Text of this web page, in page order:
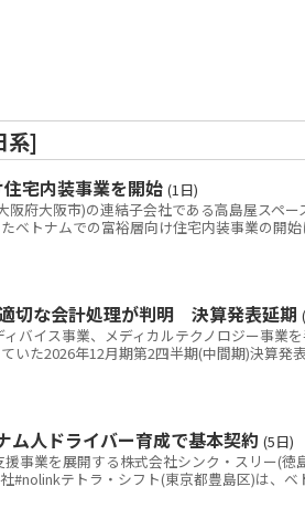
系]
宅内装事業を開始 (1日)
阪府大阪市)の連結子会社である高島屋スペ
ベトナムでの富裕層向け住宅内装事業の開
切な会計処理が判明 決算発表延期
バイス事業、メディカルテクノロジー事業
いた2026年12月期第2四半期(中間期)決算
ム人ドライバー育成で基本契約 (5日)
事業を展開する株式会社シンク・スリー(徳
#nolinkテトラ・シフト(東京都豊島区)は、